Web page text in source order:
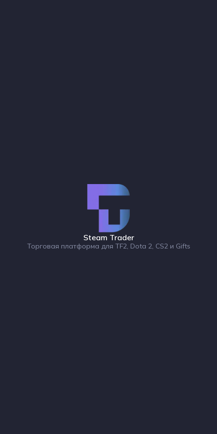
Steam Trader
Торговая платформа для TF2, Dota 2, CS2 и Gifts